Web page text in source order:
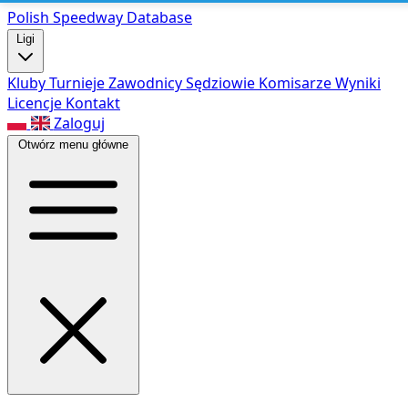
Polish Speedway Database
Ligi
KlubyTurniejeZawodnicySędziowie KomisarzeWyniki
Licencje Kontakt
Zaloguj
Otwórz menu główne